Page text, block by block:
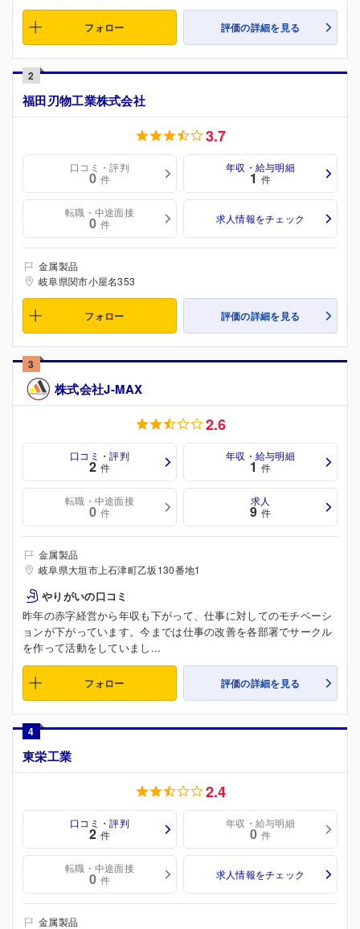
フォロー 評価の詳細を見る
2
福田刃物工業株式会社
3.7
口コミ・評判
0 件
年収・給与明細
1 件
転職・中途面接
0 件 求人情報をチェック
金属製品
岐阜県関市小屋名353
フォロー 評価の詳細を見る
3
株式会社J‐MAX
2.6
口コミ・評判
2 件
年収・給与明細
1 件
転職・中途面接
0 件
求人
9 件
金属製品
岐阜県大垣市上石津町乙坂130番地1
やりがいの口コミ
昨年の赤字経営から年収も下がって、仕事に対してのモチベーシ
ョンが下がっています。今までは仕事の改善を各部署でサークル
を作って活動をしていまし...
フォロー 評価の詳細を見る
4
東栄工業
2.4
口コミ・評判
2 件
年収・給与明細
0 件
転職・中途面接
0 件 求人情報をチェック
金属製品